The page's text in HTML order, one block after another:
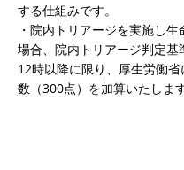
する仕組みです。
・院内トリアージを実施し
場合、院内トリアージ判定
12時以降に限り、厚生労働
数（300点）を加算いたしま